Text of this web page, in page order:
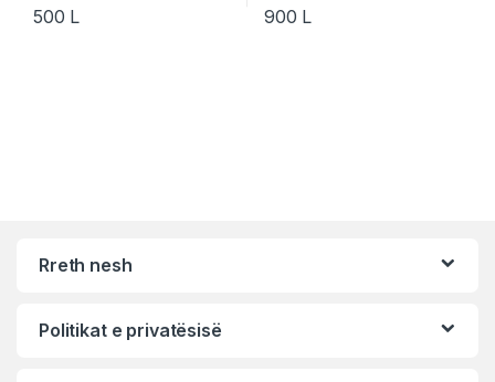
500 L 900 L
Rreth nesh
Politikat e privatësisë